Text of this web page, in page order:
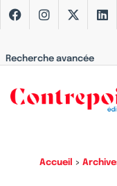
Recherche avancée
Accueil >